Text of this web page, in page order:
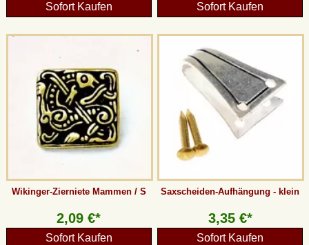
Sofort Kaufen Sofort Kaufen
Wikinger-Zierniete Mammen / S
2,09 €*
Sofort Kaufen
Saxscheiden-Aufhängung - klein
3,35 €*
Sofort Kaufen